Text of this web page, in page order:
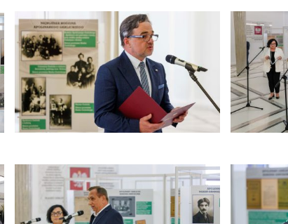
w galerii
kliknięcie spowoduje powiększenie zdjęcia w galerii
kliknięcie
w galerii
kliknięcie spowoduje powiększenie zdjęcia wkliknięcie